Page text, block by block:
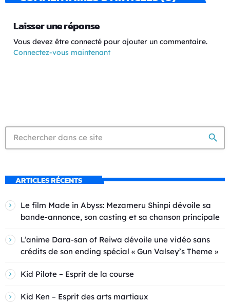
Laisser une réponse
Vous devez être connecté pour ajouter un commentaire.
Connectez-vous maintenant
search
ARTICLES RÉCENTS
Le film Made in Abyss: Mezameru Shinpi dévoile sa
bande-annonce, son casting et sa chanson principale
L’anime Dara-san of Reiwa dévoile une vidéo sans
crédits de son ending spécial « Gun Valsey’s Theme »
Kid Pilote – Esprit de la course
Kid Ken – Esprit des arts martiaux